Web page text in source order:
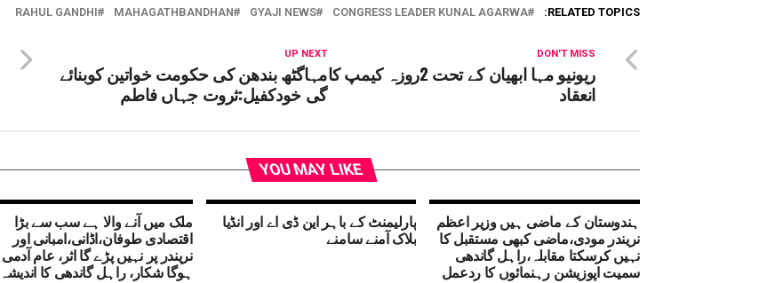
RELATED TOPICS:
CONGRESS LEADER KUNAL AGARWA
GYAJI NEWS
MAHAGATHBANDHAN
RAHUL GANDHI
UP NEXT
مہاگٹھ بندھن کی حکومت خواتین کوبنائے
گی خودکفیل:ثروت جہاں فاطم
DON'T MISS
ریونیو مہا ابھیان کے تحت 2روزہ کیمپ کا
انعقاد
YOU MAY LIKE
ہندوستان کے ماضی ہیں وزیر اعظم
نریندر مودی،ماضی کبھی مستقبل کا
نہیں کرسکتا مقابلہ،راہل گاندھی
سمیت اپوزیشن رہنمائوں کا ردعمل
پارلیمنٹ کے باہر این ڈی اے اور انڈیا
بلاک آمنے سامنے
ملک میں آنے والا ہے سب سے بڑا
اقتصادی طوفان،اڈانی،امبانی اور
نریندر پر نہیں پڑے گا اثر، عام آدمی
ہوگا شکار، راہل گاندھی کا اندیشہ